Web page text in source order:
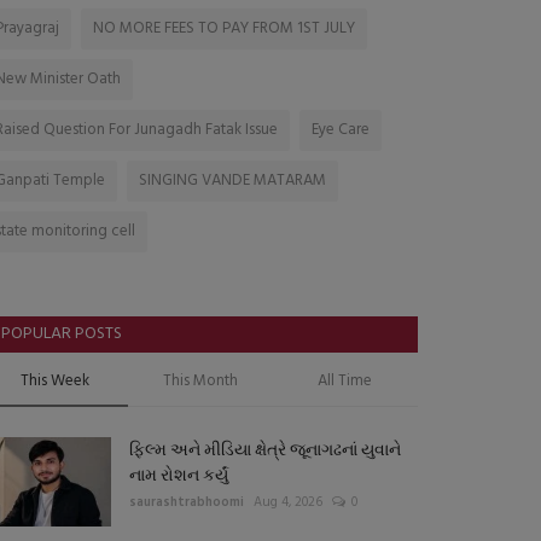
NO MORE FEES TO PAY FROM 1ST JULY
Minister Oath
Question For Junagadh Fatak Issue
Eye Care
Temple
SINGING VANDE MATARAM
monitoring cell
POPULAR POSTS
This Week This Month All Time
ફિલ્મ અને મીડિયા ક્ષેત્રે જૂનાગઢનાં યુવાને
નામ રોશન કર્યું
saurashtrabhoomi Aug 4, 2026 0